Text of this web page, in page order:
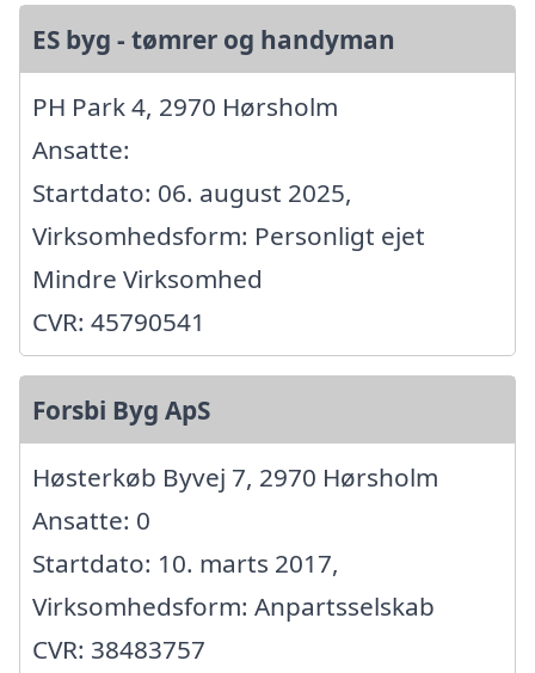
ES byg - tømrer og handyman
PH Park 4, 2970 Hørsholm
Ansatte:
Startdato: 06. august 2025,
Virksomhedsform: Personligt ejet
Mindre Virksomhed
CVR: 45790541
Forsbi Byg ApS
Høsterkøb Byvej 7, 2970 Hørsholm
Ansatte: 0
Startdato: 10. marts 2017,
Virksomhedsform: Anpartsselskab
CVR: 38483757